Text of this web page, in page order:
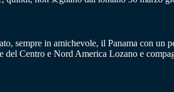
sempre in amichevole, il Panama con
del Centro e Nord America Lozano e